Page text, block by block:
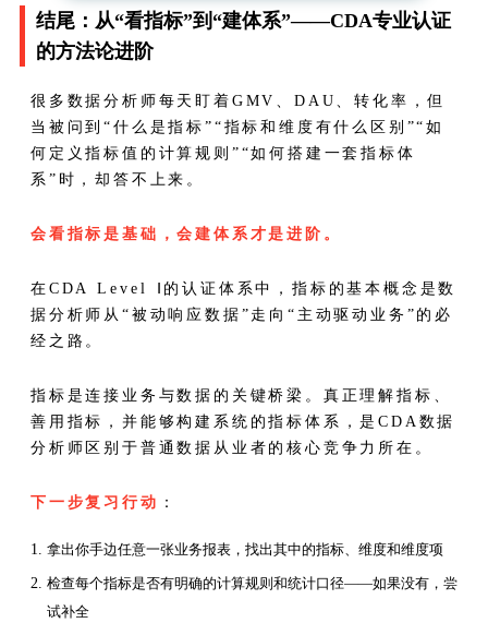
结尾：从“看指标”到“建体系”——CDA专业认证
的方法论进阶
很多数据分析师每天盯着GMV、DAU、转化率，但
当被问到“什么是指标”“指标和维度有什么区别”“如
何定义指标值的计算规则”“如何搭建一套指标体
系”时，却答不上来。
会看指标是基础，会建体系才是进阶。
在CDA Level Ⅰ的认证体系中，指标的基本概念是数
据分析师从“被动响应数据”走向“主动驱动业务”的必
经之路。
指标是连接业务与数据的关键桥梁。真正理解指标、
善用指标，并能够构建系统的指标体系，是CDA数据
分析师区别于普通数据从业者的核心竞争力所在。
下一步复习行动 ：
拿出你手边任意一张业务报表，找出其中的指标、维度和维度项
检查每个指标是否有明确的计算规则和统计口径——如果没有，尝
试补全